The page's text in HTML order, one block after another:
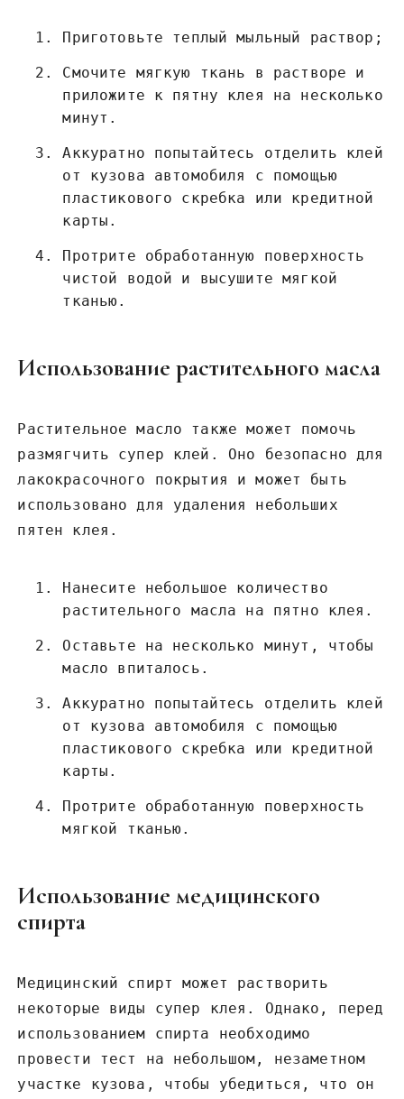
Приготовьте теплый мыльный раствор;
Смочите мягкую ткань в растворе и
приложите к пятну клея на несколько
минут.
Аккуратно попытайтесь отделить клей
от кузова автомобиля с помощью
пластикового скребка или кредитной
карты.
Протрите обработанную поверхность
чистой водой и высушите мягкой
тканью.
Использование растительного масла
Растительное масло также может помочь
размягчить супер клей. Оно безопасно для
лакокрасочного покрытия и может быть
использовано для удаления небольших
пятен клея.
Нанесите небольшое количество
растительного масла на пятно клея.
Оставьте на несколько минут, чтобы
масло впиталось.
Аккуратно попытайтесь отделить клей
от кузова автомобиля с помощью
пластикового скребка или кредитной
карты.
Протрите обработанную поверхность
мягкой тканью.
Использование медицинского
спирта
Медицинский спирт может растворить
некоторые виды супер клея. Однако, перед
использованием спирта необходимо
провести тест на небольшом, незаметном
участке кузова, чтобы убедиться, что он